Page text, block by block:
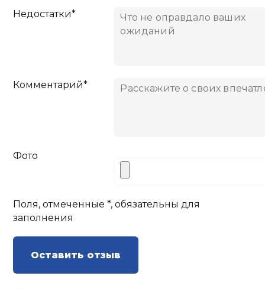
Недостатки*
Комментарий*
Фото
Поля, отмеченные *, обязательны для
заполнения
Оставить отзыв